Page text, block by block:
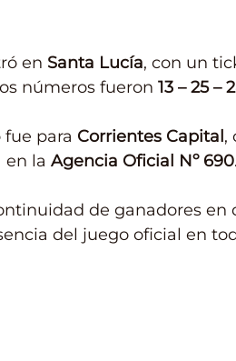
en Santa Lucía, con un
números fueron 13 – 25 –
para Corrientes Capital ,
en la Agencia Oficial Nº 690.
de ganadores en
del juego oficial en